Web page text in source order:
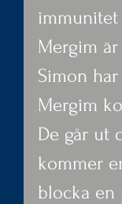
Mergim
Simon
Mergim
De går ut
kommer
blocka en